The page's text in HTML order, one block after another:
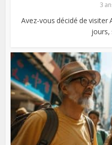
3
Avez-vous décidé de visiter
jours,